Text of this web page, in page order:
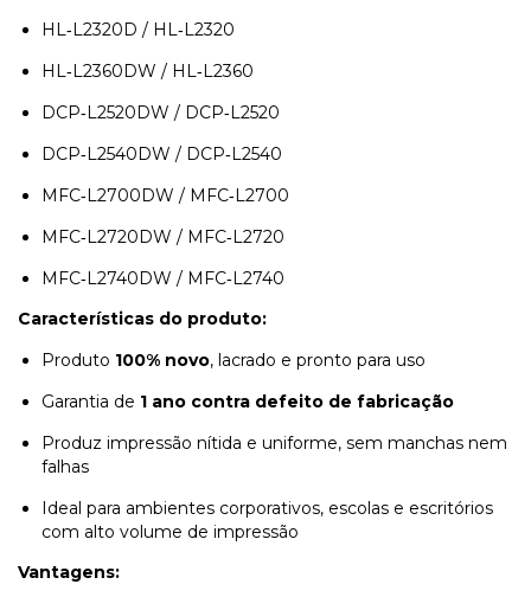
HL‑L2320D / HL‑L2320
HL‑L2360DW / HL‑L2360
DCP‑L2520DW / DCP‑L2520
DCP‑L2540DW / DCP‑L2540
MFC‑L2700DW / MFC‑L2700
MFC‑L2720DW / MFC‑L2720
MFC‑L2740DW / MFC‑L2740
Características do produto:
Produto 100% novo, lacrado e pronto para uso
Garantia de 1 ano contra defeito de fabricação
Produz impressão nítida e uniforme, sem manchas nem
falhas
Ideal para ambientes corporativos, escolas e escritórios
com alto volume de impressão
Vantagens: